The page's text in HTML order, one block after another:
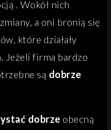
. Wokół nich
a oni bronią się
które działały
Jeżeli firma bardzo
są dobrze
dobrze obecną